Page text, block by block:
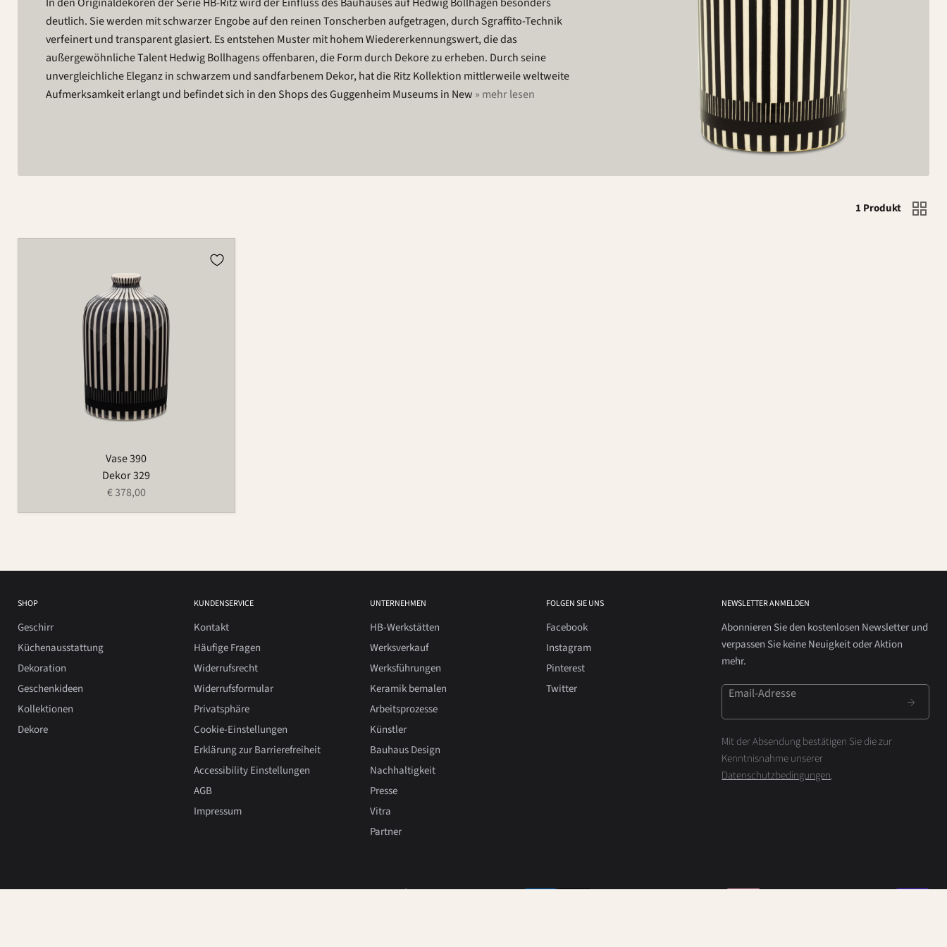
deutlich. Sie werden mit schwarzer Engobe auf den reinen Tonscherben aufgetragen, durch Sgraffito-Technik
verfeinert und transparent glasiert. Es entstehen Muster mit hohem Wiedererkennungswert, die das
außergewöhnliche Talent Hedwig Bollhagens offenbaren, die Form durch Dekore zu erheben. Durch seine
unvergleichliche Eleganz in schwarzem und sandfarbenem Dekor, hat die Ritz Kollektion mittlerweile weltweite
Aufmerksamkeit erlangt und befindet sich in den Shops des Guggenheim Museums in New » mehr lesen
1 Produkt
Vase 390
Dekor 329
€ 378,00
SHOP
Geschirr
Küchenausstattung
Dekoration
Geschenkideen
Kollektionen
Dekore
KUNDENSERVICE
Kontakt
Häufige Fragen
Widerrufsrecht
Widerrufsformular
Privatsphäre
Cookie-Einstellungen
Erklärung zur Barrierefreiheit
Accessibility Einstellungen
AGB
Impressum
UNTERNEHMEN
HB-Werkstätten
Werksverkauf
Werksführungen
Keramik bemalen
Arbeitsprozesse
Künstler
Bauhaus Design
Nachhaltigkeit
Presse
Vitra
Partner
FOLGEN SIE UNS
Facebook
Instagram
Pinterest
Twitter
NEWSLETTER ANMELDEN
Abonnieren Sie den kostenlosen Newsletter und
verpassen Sie keine Neuigkeit oder Aktion
mehr.
Email-Adresse
Mit der Absendung bestätigen Sie die zur
Kenntnisnahme unserer
Datenschutzbedingungen.